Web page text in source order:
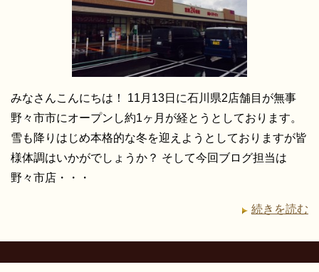
みなさんこんにちは！ 11月13日に石川県2店舗目が無事
野々市市にオープンし約1ヶ月が経とうとしております。
雪も降りはじめ本格的な冬を迎えようとしておりますが皆
様体調はいかがでしょうか？ そして今回ブログ担当は
野々市店・・・
続きを読む